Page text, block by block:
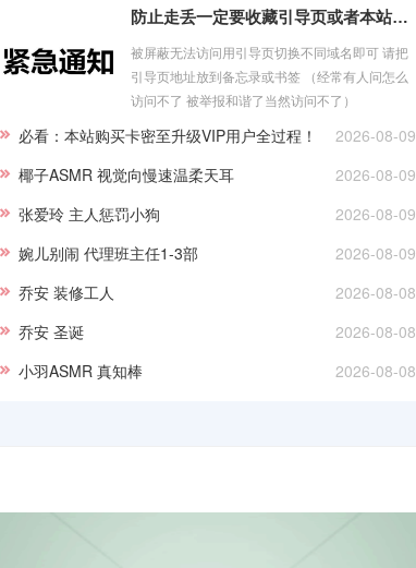
防止走丢一定要收藏引导页或者本站app
被屏蔽无法访问用引导页切换不同域名即可 请把
引导页地址放到备忘录或书签 （经常有人问怎么
访问不了 被举报和谐了当然访问不了）
Alo
2026-08-09
必看：本站购买卡密至升级VIP用户全过程！
2026-08-09
椰子ASMR 视觉向慢速温柔天耳
2026-08-09
张爱玲 主人惩罚小狗
2026-08-09
婉儿别闹 代理班主任1-3部
2026-08-08
乔安 装修工人
2026-08-08
乔安 圣诞
2026-08-08
小羽ASMR 真知棒